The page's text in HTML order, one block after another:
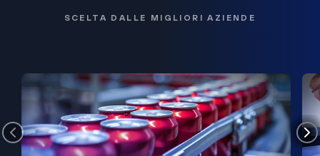
SCELTA DALLE MIGLIORI AZIENDE